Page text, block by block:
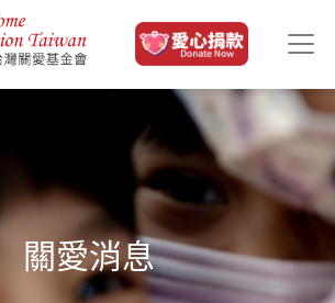
關愛消息